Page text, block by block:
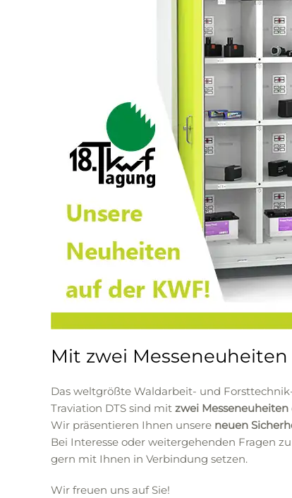
Mit zwei Messeneuheiten
Das weltgrößte Waldarbeit- und
Traviation DTS sind mit zwei Messeneuheiten
Wir präsentieren Ihnen unsere neuen
Bei Interesse oder weitergehenden Fragen
gern mit Ihnen in Verbindung setzen.
Wir freuen uns auf Sie!